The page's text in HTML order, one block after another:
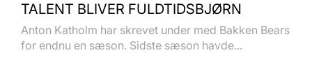
TALENT BLIVER FULDTIDSBJØRN
Anton Katholm har skrevet under med Bakken Bears
for endnu en sæson. Sidste sæson havde...